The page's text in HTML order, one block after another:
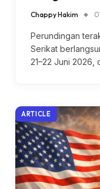
Chappy Hakim
Perundingan
Serikat
21–22 Juni
ARTICLE